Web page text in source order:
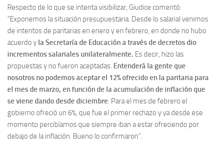
Respecto de lo que se intenta visibilizar, Giudice comentó:
“Exponemos la situación presupuestaria. Desde lo salarial venimos
de intentos de paritarias en enero y en febrero, en donde no hubo
acuerdo y la Secretaría de Educación a través de decretos dio
incrementos salariales unilateralmente. Es decir, hizo las
propuestas y no fueron aceptadas. Entenderá la gente que
nosotros no podemos aceptar el 12% ofrecido en la paritaria para
el mes de marzo, en función de la acumulación de inflación que
se viene dando desde diciembre. Para el mes de febrero el
gobierno ofreció un 6%, que fue el primer rechazo y ya desde ese
momento percibíamos que siempre iban a estar ofreciendo por
debajo de la inflación. Bueno lo confirmaron”.